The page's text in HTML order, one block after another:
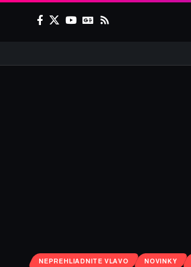
NEPREHLIADNITE VLAVO NOVINKY